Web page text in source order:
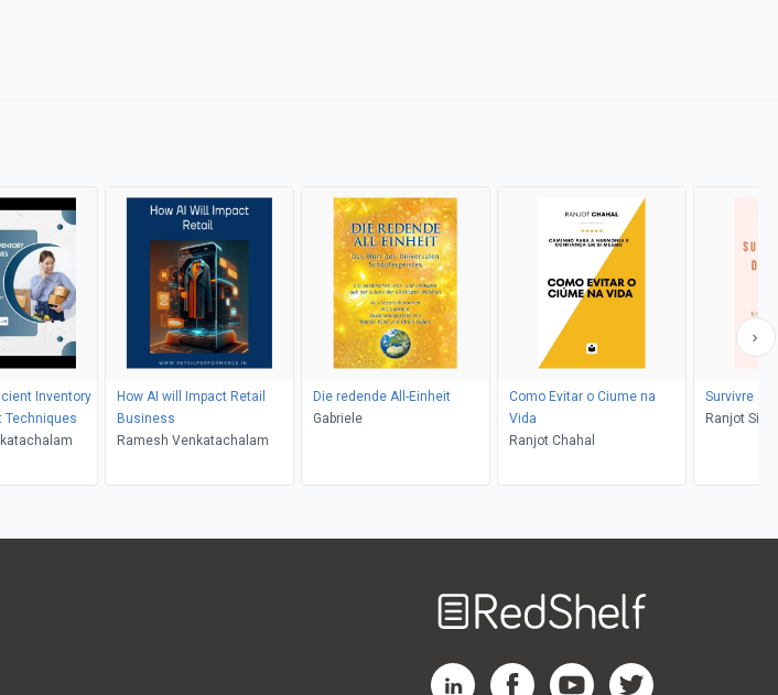
Inventory
Techniques
How AI will Impact Retail
Business
Ramesh Venkatachalam
Die redende All-Einheit
Gabriele
Como Evitar o Ciume na
Vida
Ranjot Chahal
Survivre a
Ranjot
RedShelf LinkedIn Page
RedShelf Facebook Page
RedShelf YouTube Page
RedShelf Twitter